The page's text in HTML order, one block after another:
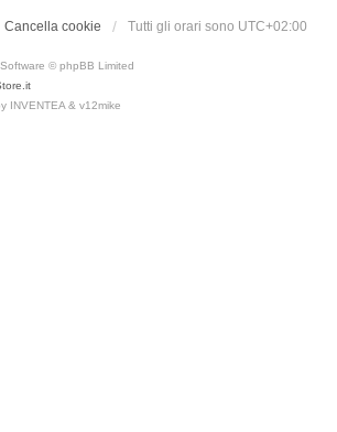
Cancella cookie Tutti gli orari sono UTC+02:00
© phpBB Limited
INVENTEA & v12mike